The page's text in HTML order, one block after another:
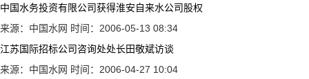
中国水务投资有限公司获得淮安自来水公司股权
来源：中国水网 时间：2006-05-13 08:34
江苏国际招标公司咨询处处长田敬斌访谈
来源：中国水网 时间：2006-04-27 10:04